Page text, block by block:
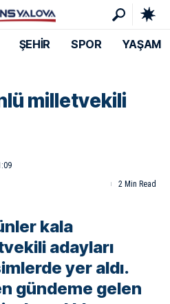
ŞEHİR SPOR YAŞAM
milletvekili
2 Min Read
kala
adayları
yer aldı.
gündeme gelen